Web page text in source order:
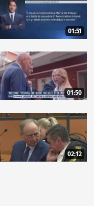
01:51
01:50
02:12